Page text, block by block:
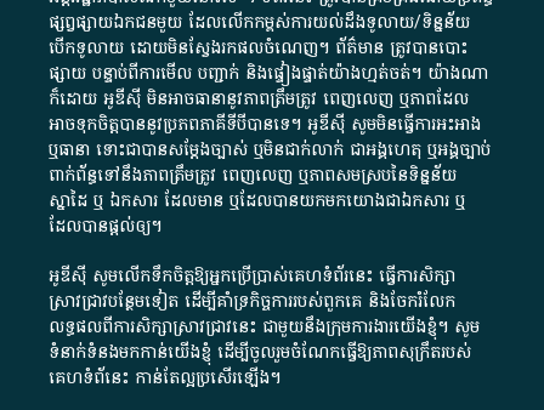
ផ្សព្វផ្សាយ​ឯកជន​មួយ​ ដែល​លើកកម្ពស់​ការ​យល់​ដឹង​ទូលាយ​/​ទិន្នន័យ​
បើក​ទូលាយ​ ដោយ​មិនស្វែង​រក​ផល​ចំណេញ​។​ ព័ត៌មាន​ ត្រូវ​បាន​បោះ
ផ្សាយ​ បន្ទាប់​ពី​ការ​មើល​ បញ្ជាក់​ និង​ផ្ទៀងផ្ទាត់​យ៉ាង​ហ្មត់ចត់​។​ យ៉ាងណា​
ក៏​ដោយ​ អូ​ឌី​ស៊ី​ មិន​អាច​ធានា​នូវ​ភាព​ត្រឹមត្រូវ​ ពេញលេញ​ ឬ​ភាព​ដែល​
អាច​ទុកចិត្ត​បាននូវ​ប្រភព​ភាគី​ទី​បី​បាន​ទេ​។​ អូ​ឌី​ស៊ី​ សូម​មិន​ធ្វើការ​អះអាង​
ឬ​ធានា​ ទោះជា​បាន​សម្តែង​ច្បាស់​ ឬ​មិន​ជាក់លាក់​ ជា​អង្គហេតុ​ ឬ​អង្គច្បាប់​
ពាក់ព័ន្ធ​ទៅ​នឹង​ភាព​ត្រឹមត្រូវ​ ពេញលេញ​ ឬ​ភាព​សម​ស្រប​នៃ​ទិន្នន័យ​
ស្នាដៃ​ ឬ​ ឯកសារ​ ដែល​មាន​ ឬ​ដែល​បាន​យក​មក​យោង​ជា​ឯកសារ​ ឬ​
ដែល​បាន​ផ្តល់​ឲ្យ​។
អូឌីស៊ី សូមលើកទឹកចិត្តឱ្យអ្នកប្រើប្រាស់គេហទំព័រនេះ ធ្វើការសិក្សា
ស្រាវជ្រាវបន្ថែមទៀត ដើម្បីគាំទ្រកិច្ចការ​របស់ពួកគេ និងចែករំលែក
លទ្ធផលពីការសិក្សាស្រាវជ្រាវនេះ ជាមួយនឹងក្រុមការងារយើងខ្ញុំ។ សូម
ទំនាក់ទំនងមកកាន់យើងខ្ញុំ ដើម្បីចូលរួមចំណែកធ្វើឱ្យភាពសុក្រឹតរបស់
គេហទំព័នេះ កាន់តែល្អប្រសើរឡើង។